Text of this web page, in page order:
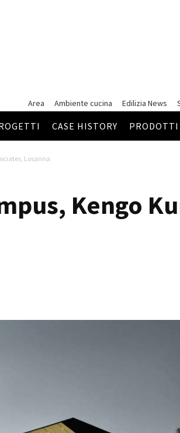
Area
Ambiente cucina Edilizia News
CASE HISTORY PRODOTTI
Losanna
Kengo